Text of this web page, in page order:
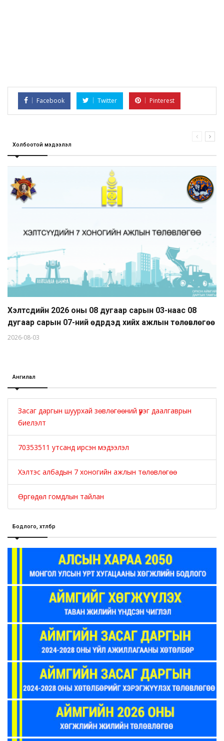
Facebook Twitter Pinterest
Холбоотой мэдээлэл
Хэлтсүүдийн 2026 оны 08 дугаар сарын 03-наас 08
дугаар сарын 07-ний өдрүүдэд хийх ажлын төлөвлөгөө
2026-08-03
Ангилал
Засаг даргын шуурхай зөвлөгөөний үүрэг даалгаврын
биелэлт
70353511 утсанд ирсэн мэдээлэл
Хэлтэс албадын 7 хоногийн ажлын төлөвлөгөө
Өргөдөл гомдлын тайлан
Бодлого, хөтөлбөр